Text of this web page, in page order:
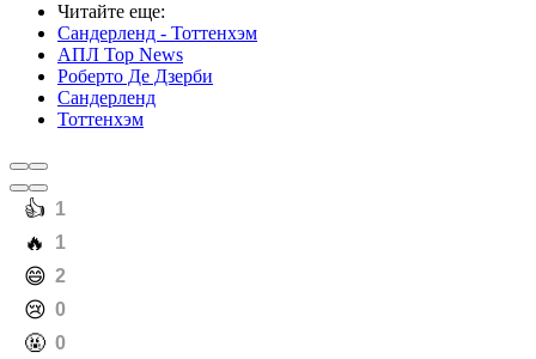
Читайте еще:
Сандерленд - Тоттенхэм
АПЛ Top News
Роберто Де Дзерби
Сандерленд
Тоттенхэм
️👍 1
️🔥 1
️😄 2
️😢 0
️🤬 0